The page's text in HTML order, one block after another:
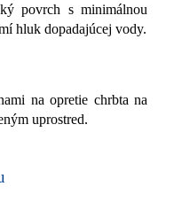
povrch s minimálnou
hluk dopadajúcej vody.
na opretie chrbta na
uprostred.